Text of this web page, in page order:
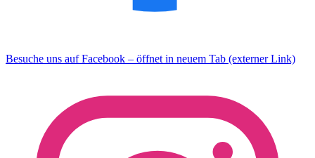
Besuche uns auf Facebook – öffnet in neuem Tab (externer Link)